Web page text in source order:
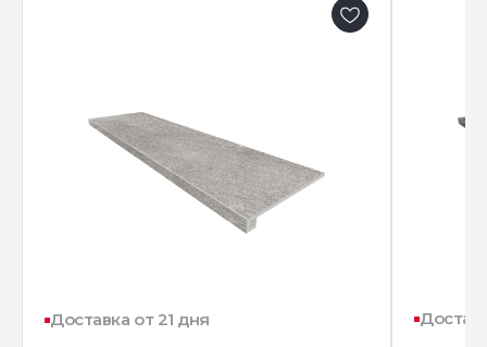
Доставка от 21 дня